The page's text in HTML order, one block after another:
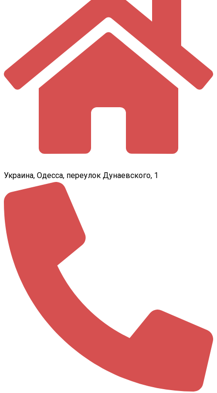
Украина, Одесса, переулок Дунаевского, 1